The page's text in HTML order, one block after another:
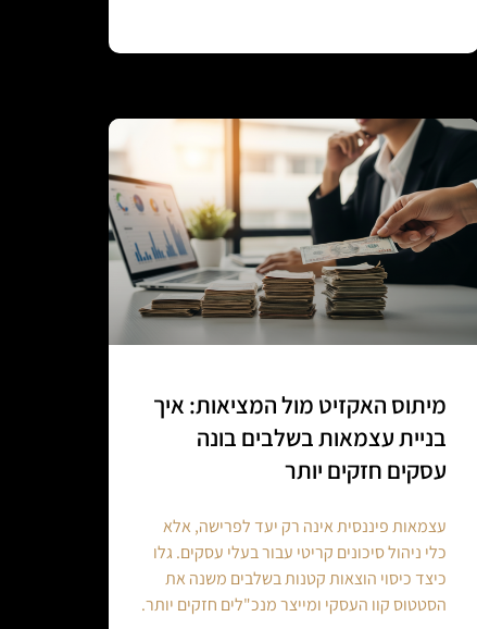
מיתוס האקזיט מול המציאות: איך
בניית עצמאות בשלבים בונה
עסקים חזקים יותר
עצמאות פיננסית אינה רק יעד לפרישה, אלא
כלי ניהול סיכונים קריטי עבור בעלי עסקים. גלו
כיצד כיסוי הוצאות קטנות בשלבים משנה את
הסטטוס קוו העסקי ומייצר מנכ"לים חזקים יותר.